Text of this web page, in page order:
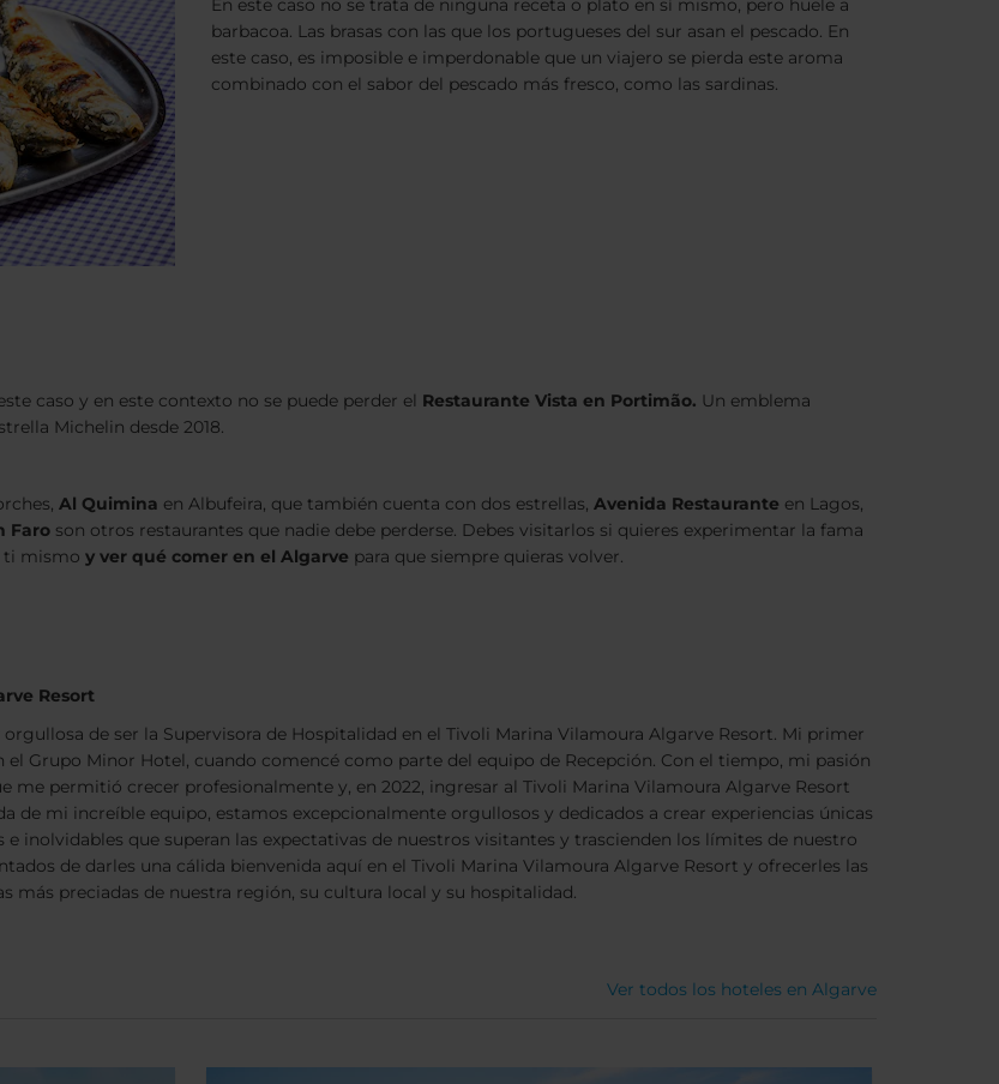
En este caso no se trata de ninguna receta o plato en sí mismo, pero huele a
barbacoa. Las brasas con las que los portugueses del sur asan el pescado. En
este caso, es imposible e imperdonable que un viajero se pierda este aroma
combinado con el sabor del pescado más fresco, como las sardinas.
caso y en este contexto no se puede perder el Restaurante Vista en Portimão. Un emblema
Michelin desde 2018.
Al Quimina en Albufeira, que también cuenta con dos estrellas, Avenida Restaurante en Lagos,
Faro son otros restaurantes que nadie debe perderse. Debes visitarlos si quieres experimentar la fama
ti mismo y ver qué comer en el Algarve para que siempre quieras volver.
Resort
de ser la Supervisora de Hospitalidad en el Tivoli Marina Vilamoura Algarve Resort. Mi primer
Grupo Minor Hotel, cuando comencé como parte del equipo de Recepción. Con el tiempo, mi pasión
me permitió crecer profesionalmente y, en 2022, ingresar al Tivoli Marina Vilamoura Algarve Resort
de mi increíble equipo, estamos excepcionalmente orgullosos y dedicados a crear experiencias únicas
inolvidables que superan las expectativas de nuestros visitantes y trascienden los límites de nuestro
de darles una cálida bienvenida aquí en el Tivoli Marina Vilamoura Algarve Resort y ofrecerles las
más preciadas de nuestra región, su cultura local y su hospitalidad.
Ver todos los hoteles en Algarve